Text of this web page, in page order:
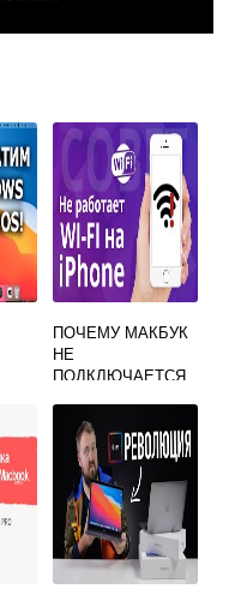
ПОЧЕМУ МАКБУК
НЕ
ПОДКЛЮЧАЕТСЯ